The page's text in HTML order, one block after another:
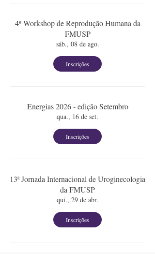
4º Workshop de Reprodução Humana da
FMUSP
sáb., 08 de ago.
Inscrições
Energias 2026 - edição Setembro
qua., 16 de set.
Inscrições
13ª Jornada Internacional de Uroginecologia
da FMUSP
qui., 29 de abr.
Inscrições